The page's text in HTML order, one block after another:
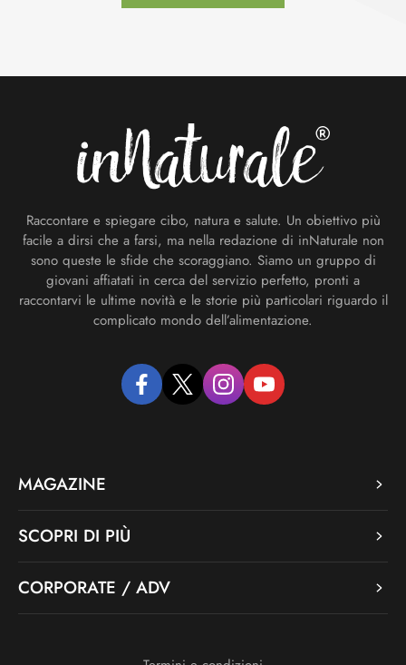
Raccontare e spiegare cibo, natura e salute. Un obiettivo più
facile a dirsi che a farsi, ma nella redazione di inNaturale non
sono queste le sfide che scoraggiano. Siamo un gruppo di
giovani affiatati in cerca del servizio perfetto, pronti a
raccontarvi le ultime novità e le storie più particolari riguardo il
complicato mondo dell’alimentazione.
facebooktwitter instagramyoutube
MAGAZINE
SCOPRI DI PIÙ
CORPORATE / ADV